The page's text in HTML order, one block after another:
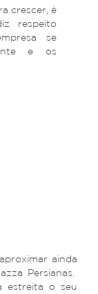
crescer, é
respeito
se
e os
ainda
Persianas.
estreita o seu